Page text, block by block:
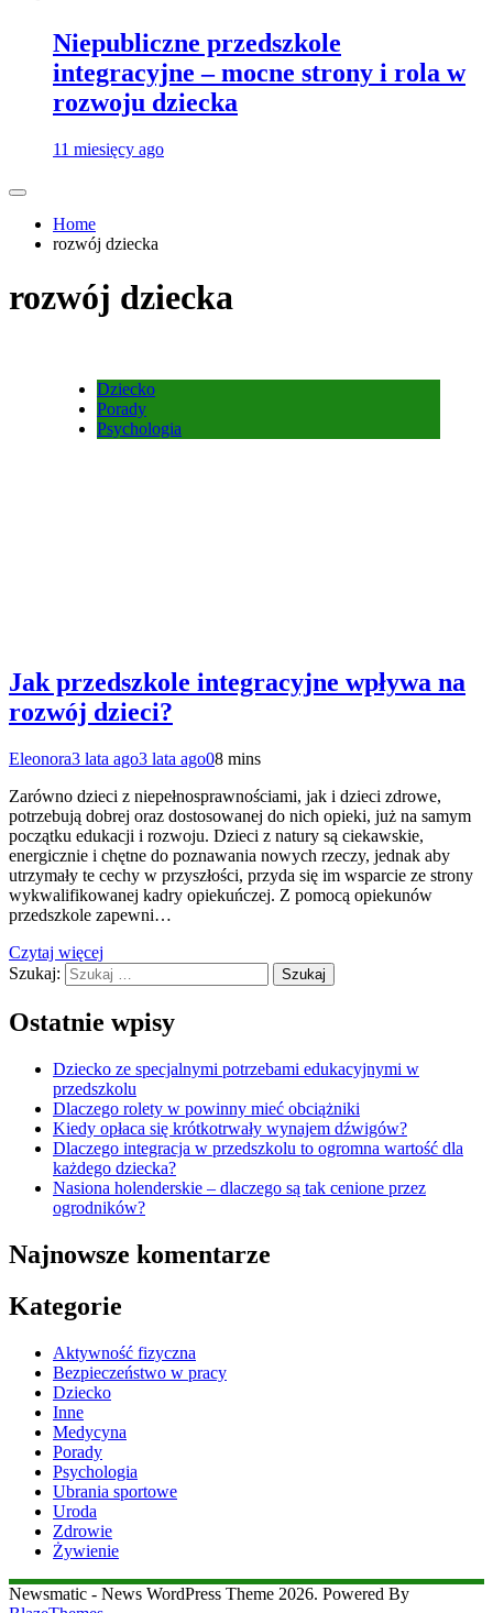
Niepubliczne przedszkole
integracyjne – mocne strony i rola w
rozwoju dziecka
11 miesięcy ago
Home
rozwój dziecka
rozwój dziecka
Dziecko
Porady
Psychologia
Jak przedszkole integracyjne wpływa na
rozwój dzieci?
Eleonora3 lata ago3 lata ago08 mins
Zarówno dzieci z niepełnosprawnościami, jak i dzieci zdrowe,
potrzebują dobrej oraz dostosowanej do nich opieki, już na samym
początku edukacji i rozwoju. Dzieci z natury są ciekawskie,
energicznie i chętne do poznawania nowych rzeczy, jednak aby
utrzymały te cechy w przyszłości, przyda się im wsparcie ze strony
wykwalifikowanej kadry opiekuńczej. Z pomocą opiekunów
przedszkole zapewni…
Czytaj więcej
Szukaj:
Ostatnie wpisy
Dziecko ze specjalnymi potrzebami edukacyjnymi w
przedszkolu
Dlaczego rolety w powinny mieć obciążniki
Kiedy opłaca się krótkotrwały wynajem dźwigów?
Dlaczego integracja w przedszkolu to ogromna wartość dla
każdego dziecka?
Nasiona holenderskie – dlaczego są tak cenione przez
ogrodników?
Najnowsze komentarze
Kategorie
Aktywność fizyczna
Bezpieczeństwo w pracy
Dziecko
Inne
Medycyna
Porady
Psychologia
Ubrania sportowe
Uroda
Zdrowie
Żywienie
Newsmatic - News WordPress Theme 2026. Powered By